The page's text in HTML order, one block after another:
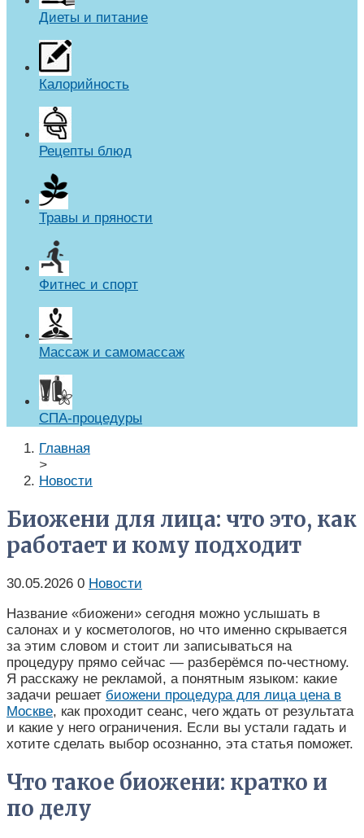
Диеты и питание
Калорийность
Рецепты блюд
Травы и пряности
Фитнес и спорт
Массаж и самомассаж
СПА-процедуры
Главная
>
Новости
Биожени для лица: что это, как
работает и кому подходит
30.05.2026 0 Новости
Название «биожени» сегодня можно услышать в
салонах и у косметологов, но что именно скрывается
за этим словом и стоит ли записываться на
процедуру прямо сейчас — разберёмся по-честному.
Я расскажу не рекламой, а понятным языком: какие
задачи решает биожени процедура для лица цена в
Москве, как проходит сеанс, чего ждать от результата
и какие у него ограничения. Если вы устали гадать и
хотите сделать выбор осознанно, эта статья поможет.
Что такое биожени: кратко и
по делу